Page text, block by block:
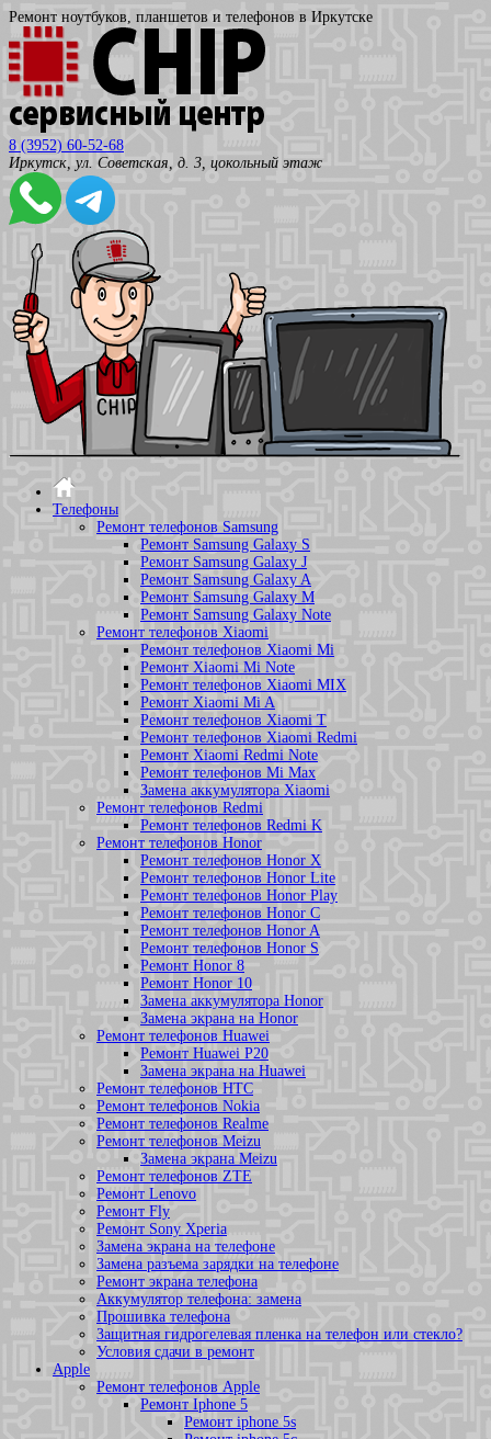
Ремонт ноутбуков, планшетов и телефонов в Иркутске
8 (3952) 60-52-68
Иркутск, ул. Советская, д. 3, цокольный этаж
Телефоны
Ремонт телефонов Samsung
Ремонт Samsung Galaxy S
Ремонт Samsung Galaxy J
Ремонт Samsung Galaxy A
Ремонт Samsung Galaxy M
Ремонт Samsung Galaxy Note
Ремонт телефонов Xiaomi
Ремонт телефонов Xiaomi Mi
Ремонт Xiaomi Mi Note
Ремонт телефонов Xiaomi MIX
Ремонт Xiaomi Mi A
Ремонт телефонов Xiaomi T
Ремонт телефонов Xiaomi Redmi
Ремонт Xiaomi Redmi Note
Ремонт телефонов Mi Max
Замена аккумулятора Xiaomi
Ремонт телефонов Redmi
Ремонт телефонов Redmi K
Ремонт телефонов Honor
Ремонт телефонов Honor X
Ремонт телефонов Honor Lite
Ремонт телефонов Honor Play
Ремонт телефонов Honor C
Ремонт телефонов Honor A
Ремонт телефонов Honor S
Ремонт Honor 8
Ремонт Honor 10
Замена аккумулятора Honor
Замена экрана на Honor
Ремонт телефонов Huawei
Ремонт Huawei P20
Замена экрана на Huawei
Ремонт телефонов HTC
Ремонт телефонов Nokia
Ремонт телефонов Realme
Ремонт телефонов Meizu
Замена экрана Meizu
Ремонт телефонов ZTE
Ремонт Lenovo
Ремонт Fly
Ремонт Sony Xperia
Замена экрана на телефоне
Замена разъема зарядки на телефоне
Ремонт экрана телефона
Аккумулятор телефона: замена
Прошивка телефона
Защитная гидрогелевая пленка на телефон или стекло?
Условия сдачи в ремонт
Apple
Ремонт телефонов Apple
Ремонт Iphone 5
Ремонт iphone 5s